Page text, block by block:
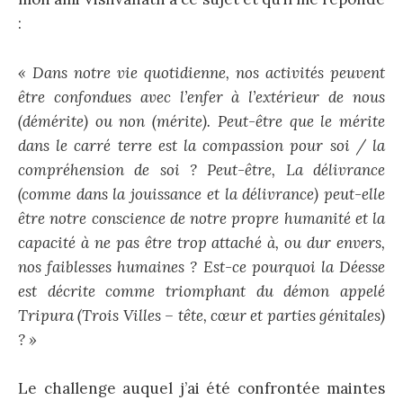
:
« Dans notre vie quotidienne, nos activités peuvent
être confondues avec l’enfer à l’extérieur de nous
(démérite) ou non (mérite). Peut-être que le mérite
dans le carré terre est la compassion pour soi / la
compréhension de soi ? Peut-être, La délivrance
(comme dans la jouissance et la délivrance) peut-elle
être notre conscience de notre propre humanité et la
capacité à ne pas être trop attaché à, ou dur envers,
nos faiblesses humaines ? Est-ce pourquoi la Déesse
est décrite comme triomphant du démon appelé
Tripura (Trois Villes – tête, cœur et parties génitales)
? »
Le challenge auquel j’ai été confrontée maintes